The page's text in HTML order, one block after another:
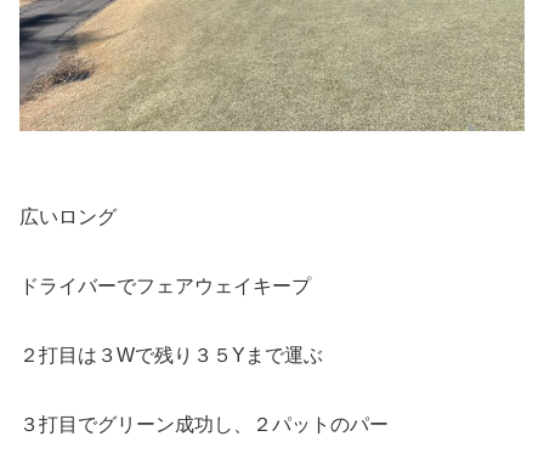
広いロング
ドライバーでフェアウェイキープ
２打目は３Wで残り３５Yまで運ぶ
３打目でグリーン成功し、２パットのパー